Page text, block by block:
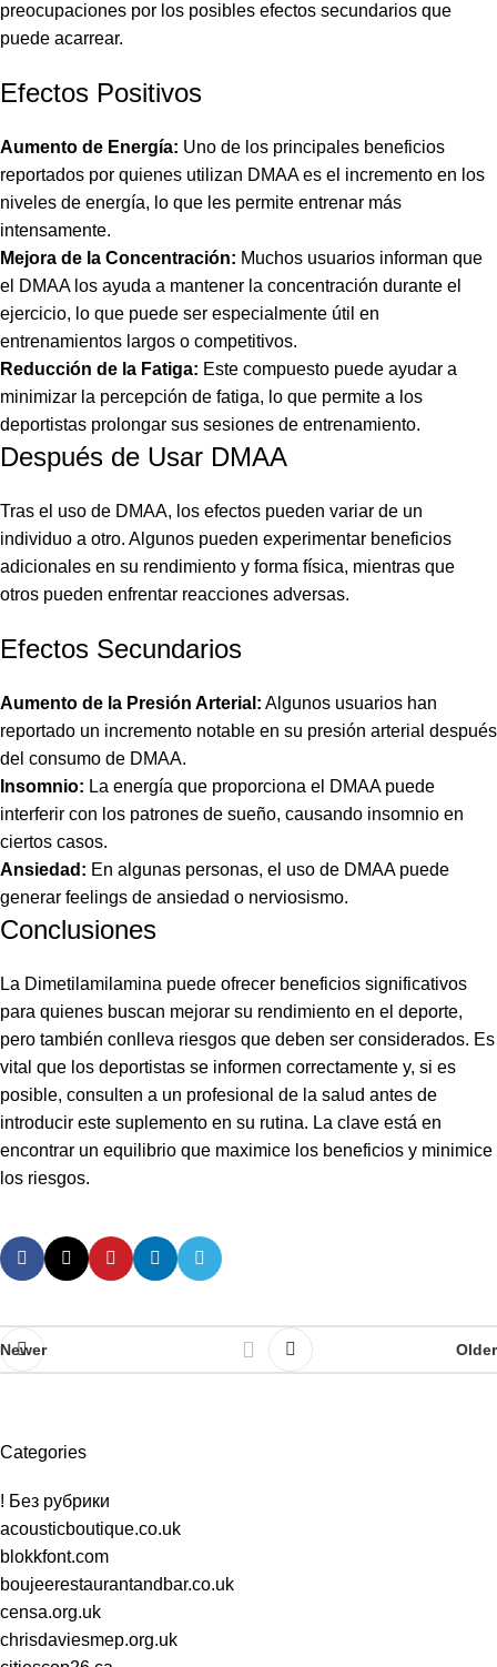
preocupaciones por los posibles efectos secundarios que
puede acarrear.
Efectos Positivos
Aumento de Energía: Uno de los principales beneficios
reportados por quienes utilizan DMAA es el incremento en los
niveles de energía, lo que les permite entrenar más
intensamente.
Mejora de la Concentración: Muchos usuarios informan que
el DMAA los ayuda a mantener la concentración durante el
ejercicio, lo que puede ser especialmente útil en
entrenamientos largos o competitivos.
Reducción de la Fatiga: Este compuesto puede ayudar a
minimizar la percepción de fatiga, lo que permite a los
deportistas prolongar sus sesiones de entrenamiento.
Después de Usar DMAA
Tras el uso de DMAA, los efectos pueden variar de un
individuo a otro. Algunos pueden experimentar beneficios
adicionales en su rendimiento y forma física, mientras que
otros pueden enfrentar reacciones adversas.
Efectos Secundarios
Aumento de la Presión Arterial: Algunos usuarios han
reportado un incremento notable en su presión arterial después
del consumo de DMAA.
Insomnio: La energía que proporciona el DMAA puede
interferir con los patrones de sueño, causando insomnio en
ciertos casos.
Ansiedad: En algunas personas, el uso de DMAA puede
generar feelings de ansiedad o nerviosismo.
Conclusiones
La Dimetilamilamina puede ofrecer beneficios significativos
para quienes buscan mejorar su rendimiento en el deporte,
pero también conlleva riesgos que deben ser considerados. Es
vital que los deportistas se informen correctamente y, si es
posible, consulten a un profesional de la salud antes de
introducir este suplemento en su rutina. La clave está en
encontrar un equilibrio que maximice los beneficios y minimice
los riesgos.
Newer Older
Categories
! Без рубрики
acousticboutique.co.uk
blokkfont.com
boujeerestaurantandbar.co.uk
censa.org.uk
chrisdaviesmep.org.uk